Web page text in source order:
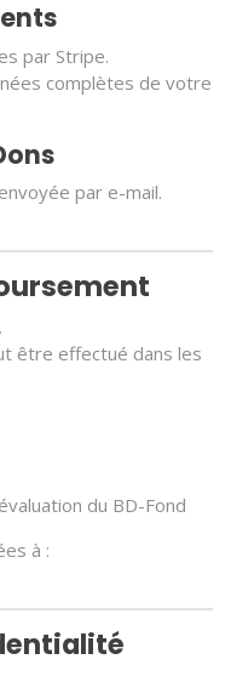
par Stripe.
complètes de votre
par e-mail.
être effectué dans les
du BD-Fond
à :